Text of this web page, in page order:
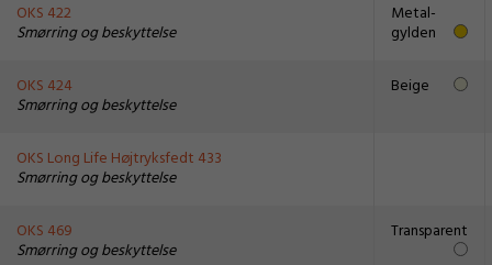
OKS 422
Smørring og beskyttelse
Metal-
gylden
OKS 424
Smørring og beskyttelse
Beige
OKS Long Life Højtryksfedt 433
Smørring og beskyttelse
OKS 469
Smørring og beskyttelse
Transparent